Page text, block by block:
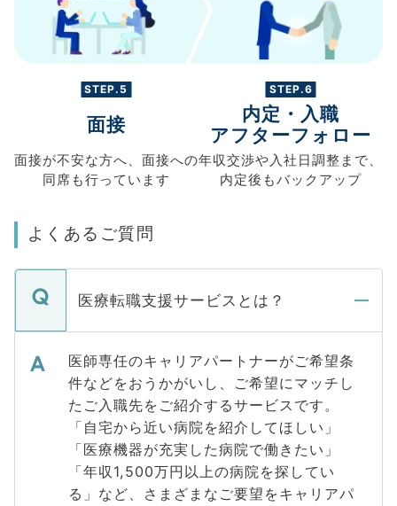
STEP.5
面接
面接が不安な方へ、 面接への
同席も行っています
STEP.6
内定・入職
アフターフォロー
年収交渉や入社日調整まで、
内定後もバックアップ
よくあるご質問
医療転職支援サービスとは？
医師専任のキャリアパートナーがご希望条
件などをおうかがいし、ご希望にマッチし
たご入職先をご紹介するサービスです。
「自宅から近い病院を紹介してほしい」
「医療機器が充実した病院で働きたい」
「年収1,500万円以上の病院を探してい
る」など、さまざまなご要望をキャリアパ